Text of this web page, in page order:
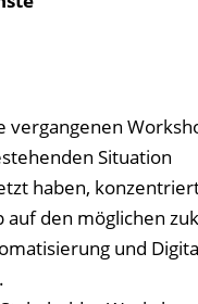
vergangenen
Situation
haben,
den möglichen
und